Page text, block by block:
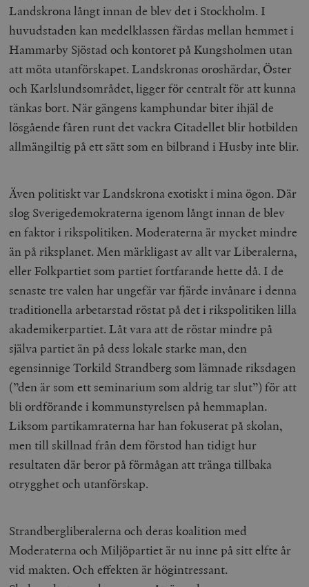
Landskrona långt innan de blev det i Stockholm. I
huvudstaden kan medelklassen färdas mellan hemmet i
Hammarby Sjöstad och kontoret på Kungsholmen utan
att möta utanförskapet. Landskronas oroshärdar, Öster
och Karlslundsområdet, ligger för centralt för att kunna
tänkas bort. När gängens kamphundar biter ihjäl de
lösgående fåren runt det vackra Citadellet blir hotbilden
allmängiltig på ett sätt som en bilbrand i Husby inte blir.
Även politiskt var Landskrona exotiskt i mina ögon. Där
slog Sverigedemokraterna igenom långt innan de blev
en faktor i rikspolitiken. Moderaterna är mycket mindre
än på riksplanet. Men märkligast av allt var Liberalerna,
eller Folkpartiet som partiet fortfarande hette då. I de
senaste tre valen har ungefär var fjärde invånare i denna
traditionella arbetarstad röstat på det i rikspolitiken lilla
akademikerpartiet. Låt vara att de röstar mindre på
själva partiet än på dess lokale starke man, den
egensinnige Torkild Strandberg som lämnade riksdagen
(”den är som ett seminarium som aldrig tar slut”) för att
bli ordförande i kommunstyrelsen på hemmaplan.
Liksom partikamraterna har han fokuserat på skolan,
men till skillnad från dem förstod han tidigt hur
resultaten där beror på förmågan att tränga tillbaka
otrygghet och utanförskap.
Strandbergliberalerna och deras koalition med
Moderaterna och Miljöpartiet är nu inne på sitt elfte år
vid makten. Och effekten är högintressant.